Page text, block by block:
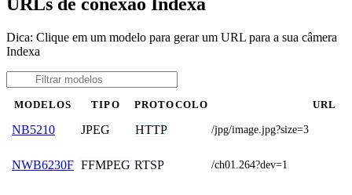
Dica: Clique em um modelo para gerar um URL para a sua câmera
Indexa
MODELOS TIPO PROTOCOLO URL
NB5210 JPEG HTTP /jpg/image.jpg?size=3
NWB6230F FFMPEG RTSP /ch01.264?dev=1